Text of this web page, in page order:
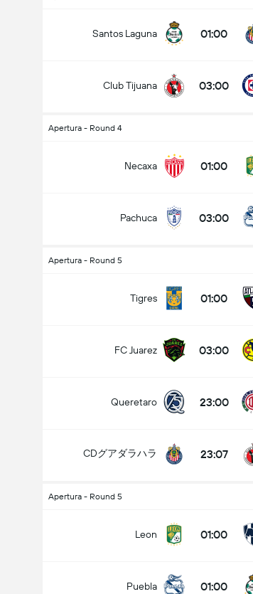
Santos Laguna 01:00
Club Tijuana 03:00
Apertura - Round 4
Necaxa 01:00
Pachuca 03:00
Apertura - Round 5
Tigres 01:00
FC Juarez 03:00
Queretaro 23:00
CDグアダラハラ 23:07
Apertura - Round 5
Leon 01:00
Puebla 01:00